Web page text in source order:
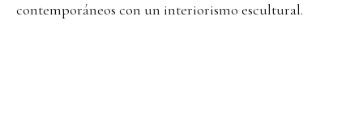
contemporáneos con un interiorismo escultural.